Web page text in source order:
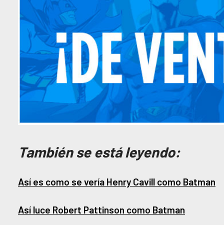
También se está leyendo:
Así es como se vería Henry Cavill como Batman
Así luce Robert Pattinson como Batman